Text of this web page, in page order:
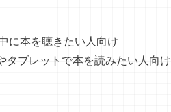
に本を聴きたい人向け
タブレットで本を読みたい人向け